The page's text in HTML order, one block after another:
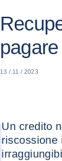
13 / 11 / 2023
Un credito
riscossione